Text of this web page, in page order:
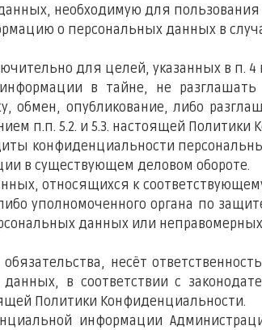
необходимую для пользования
о персональных данных в
для целей, указанных в п.
в тайне, не
обмен, опубликование, либо
п.п. 5.2. и 5.3. настоящей Политики
конфиденциальности
в существующем деловом обороте.
относящихся к
уполномоченного органа по
данных или
несёт
в соответствии с
Политики Конфиденциальности.
информации